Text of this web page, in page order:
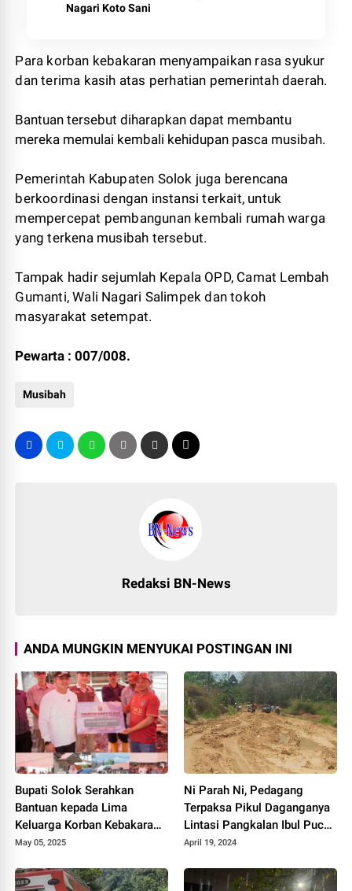
Nagari Koto Sani
Para korban kebakaran menyampaikan rasa syukur
dan terima kasih atas perhatian pemerintah daerah.
Bantuan tersebut diharapkan dapat membantu
mereka memulai kembali kehidupan pasca musibah.
Pemerintah Kabupaten Solok juga berencana
berkoordinasi dengan instansi terkait, untuk
mempercepat pembangunan kembali rumah warga
yang terkena musibah tersebut.
Tampak hadir sejumlah Kepala OPD, Camat Lembah
Gumanti, Wali Nagari Salimpek dan tokoh
masyarakat setempat.
Pewarta : 007/008.
Musibah
Redaksi BN-News
ANDA MUNGKIN MENYUKAI POSTINGAN INI
Bupati Solok Serahkan
Bantuan kepada Lima
Keluarga Korban Kebakaran
di Nagari Salimpek.
May 05, 2025
Ni Parah Ni, Pedagang
Terpaksa Pikul Daganganya
Lintasi Pangkalan Ibul Pucuk
Rantau Kuantan Singingi
April 19, 2024